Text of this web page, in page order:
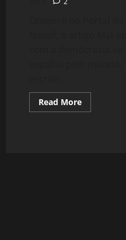
Read MoreRead
more